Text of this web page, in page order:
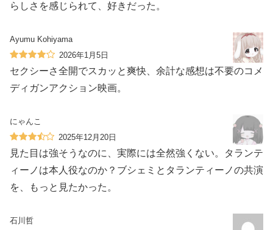
らしさを感じられて、好きだった。
Ayumu Kohiyama
2026年1月5日
セクシーさ全開でスカッと爽快、余計な感想は不要のコメ
ディガンアクション映画。
にゃんこ
2025年12月20日
見た目は強そうなのに、実際には全然強くない。タランテ
ィーノは本人役なのか？ブシェミとタランティーノの共演
を、もっと見たかった。
石川哲